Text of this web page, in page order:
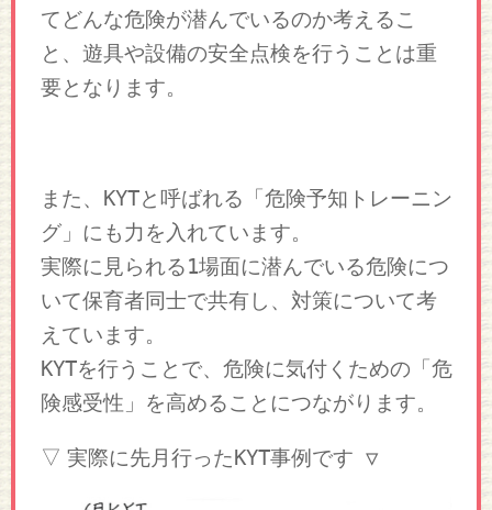
てどんな危険が潜んでいるのか考えるこ
と、遊具や設備の安全点検を行うことは重
要となります。
また、KYTと呼ばれる「危険予知トレーニン
グ」にも力を入れています。
実際に見られる1場面に潜んでいる危険につ
いて保育者同士で共有し、対策について考
えています。
KYTを行うことで、危険に気付くための「危
険感受性」を高めることにつながります。
▽ 実際に先月行ったKYT事例です ▽